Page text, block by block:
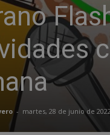
- martes, 28 de junio de